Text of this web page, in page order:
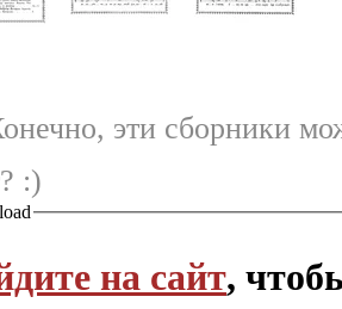
эти сборники
:)
на сайт,